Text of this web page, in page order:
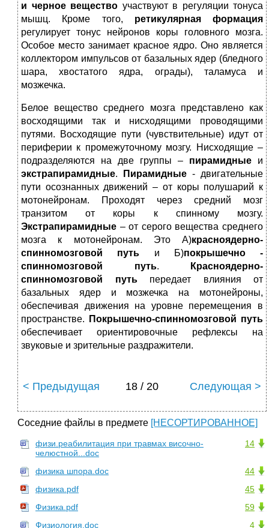
и черное вещество участвуют в регуляции тонуса
мышц. Кроме того, ретикулярная формация
регулирует тонус нейронов коры головного мозга.
Особое место занимает красное ядро. Оно является
коллектором импульсов от базальных ядер (бледного
шара, хвостатого ядра, ограды), таламуса и
мозжечка.
Белое вещество среднего мозга представлено как
восходящими так и нисходящими проводящими
путями. Восходящие пути (чувствительные) идут от
периферии к промежуточному мозгу. Нисходящие –
подразделяются на две группы – пирамидные и
экстрапирамидные. Пирамидные - двигательные
пути осознанных движений – от коры полушарий к
мотонейронам. Проходят через средний мозг
транзитом от коры к спинному мозгу.
Экстрапирамидные – от серого вещества среднего
мозга к мотонейронам. Это А)красноядерно-
спинномозговой путь и Б)покрышечно -
спинномозговой путь.
Красноядерно-
спинномозговой путьпередает влияния от
базальных ядер и мозжечка на мотонейроны,
обеспечивая движения на уровне перемещения в
пространстве.
Покрышечно-спинномозговой путь
обеспечивает ориентировочные рефлексы на
звуковые и зрительные раздражители.
< Предыдущая 18 / 20 Следующая >
Соседние файлы в предмете [НЕСОРТИРОВАННОЕ]
14
физи.реабилитация при травмах височно-
челюстной...doc
44
физика шпора.doc
45
физика.pdf
59
Физика.pdf
4
Физиология.doc